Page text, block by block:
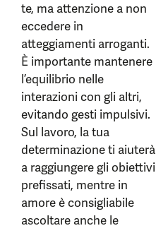
te, ma attenzione a non
eccedere in
atteggiamenti arroganti.
È importante mantenere
l’equilibrio nelle
interazioni con gli altri,
evitando gesti impulsivi.
Sul lavoro, la tua
determinazione ti aiuterà
a raggiungere gli obiettivi
prefissati, mentre in
amore è consigliabile
ascoltare anche le